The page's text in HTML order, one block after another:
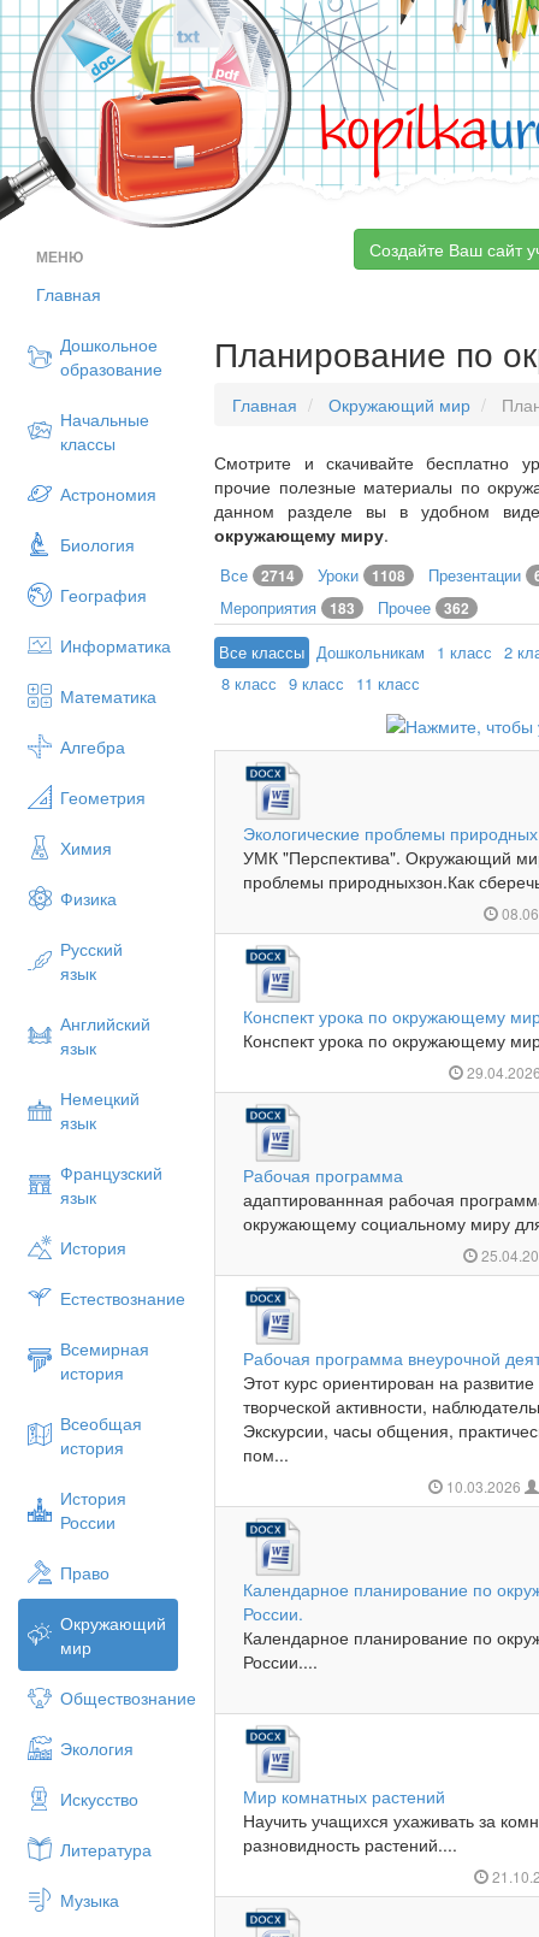
kopilka
МЕНЮ
Главная
Дошкольное
образование
Начальные
классы
Астрономия
Биология
География
Информатика
Математика
Алгебра
Геометрия
Химия
Физика
Русский
язык
Английский
язык
Немецкий
язык
Французский
язык
История
Естествознание
Всемирная
история
Всеобщая
история
История
России
Право
Окружающий
мир
Обществознание
Экология
Искусство
Литература
Музыка
Создайте Ваш сайт
Планирование по
Главная Окружающий мир
Смотрите и скачивайте бесплатно
прочие полезные материалы по
данном разделе вы в удобном
окружающему миру.
Все 2714 Уроки 1108 Презентации
Мероприятия 183 Прочее 362
Все классы Дошкольникам 1 класс 2
8 класс 9 класс 11 класс
Экологические проблемы
УМК "Перспектива". Окружающий
проблемы природныхзон.Как
Конспект урока по окружающему
Конспект урока по окружающему
Рабочая программа
адаптированнная рабочая
окружающему социальному миру
Рабочая программа внеурочной
Этот курс ориентирован на
творческой активности,
Экскурсии, часы общения,
пом...
10.03.2026
Календарное планирование по
России.
Календарное планирование по
России....
Мир комнатных растений
Научить учащихся ухаживать за
разновидность растений....